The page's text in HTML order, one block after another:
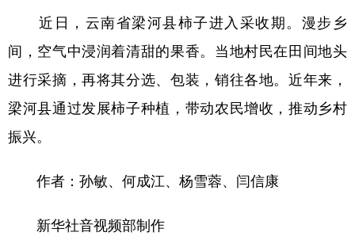
近日，云南省梁河县柿子进入采收期。漫步乡
间，空气中浸润着清甜的果香。当地村民在田间地头
进行采摘，再将其分选、包装，销往各地。近年来，
梁河县通过发展柿子种植，带动农民增收，推动乡村
振兴。
作者：孙敏、何成江、杨雪蓉、闫信康
新华社音视频部制作